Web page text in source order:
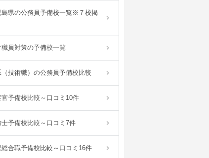
島県の公務員予備校一覧※７校掲
職員対策の予備校一覧
（技術職）の公務員予備校比較
官予備校比較～口コミ10件
士予備校比較～口コミ7件
総合職予備校比較～口コミ16件